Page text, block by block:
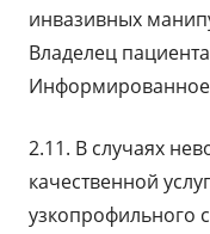
инвазивных
Владелец
Информированное
2.11. В случаях
качественной
узкопрофильного